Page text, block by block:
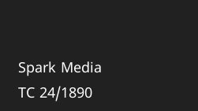
Spark Media
TC 24/1890